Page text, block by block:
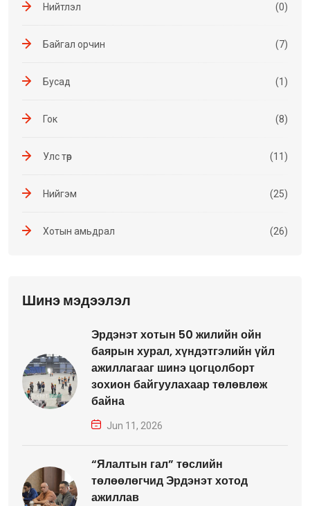
Нийтлэл (0)
Байгал орчин (7)
Бусад (1)
Гок (8)
Улс төр (11)
Нийгэм (25)
Хотын амьдрал (26)
Шинэ мэдээлэл
Эрдэнэт хотын 50 жилийн ойн
баярын хурал, хүндэтгэлийн үйл
ажиллагааг шинэ цогцолборт
зохион байгуулахаар төлөвлөж
байна
Jun 11, 2026
“Ялалтын гал” төслийн
төлөөлөгчид Эрдэнэт хотод
ажиллав